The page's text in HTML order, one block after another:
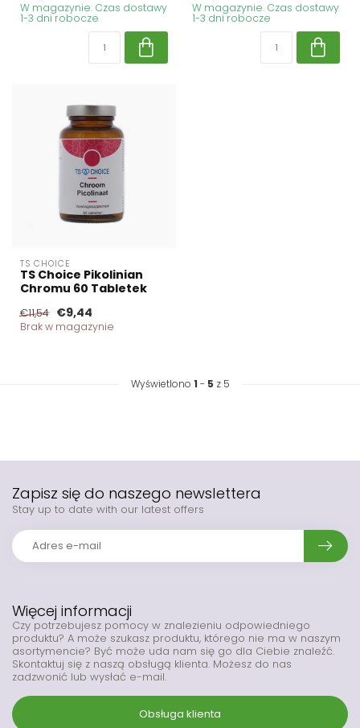
W magazynie. Czas dostawy
1-3 dni robocze
W magazynie. Czas dostawy
1-3 dni robocze
TS CHOICE
TS Choice Pikolinian
Chromu 60 Tabletek
€11,54 €9,44
Brak w magazynie
Wyświetlono 1 - 5 z 5
Więcej informacji
Czy potrzebujesz pomocy w znalezieniu odpowiedniego
produktu? A może szukasz produktu, którego nie ma w naszym
asortymencie? Być może uda nam się go dla Ciebie znaleźć.
Skontaktuj się z naszą obsługą klienta. Możesz do nas
zadzwonić lub wysłać e-mail.
Obsługa klienta
Zapisz się do naszego newslettera
Stay up to date with our latest offers